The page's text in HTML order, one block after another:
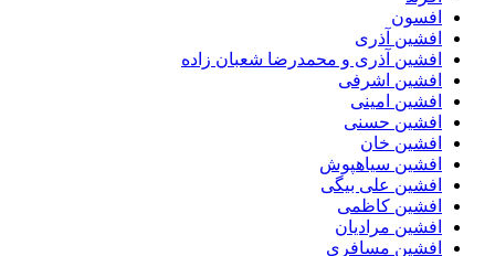
افسون
افشین آذری
افشین آذری و محمدرضا شعبان زاده
افشین اشرفی
افشین امینی
افشین حسنی
افشین خان
افشین سیاهپوش
افشین علی بیگی
افشین کاظمی
افشین مرادیان
افشین مسافری